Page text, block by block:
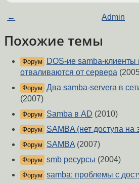
← Admin
Похожие темы
Форум
DOS-ие samba-клиенты
отваливаются от сервера
Форум Два samba-servera в
(2007)
Форум Samba в AD (2010)
Форум SAMBA (нет доступа на
Форум SAMBA (2007)
Форум smb ресурсы (2004)
Форум samba: проблемы с